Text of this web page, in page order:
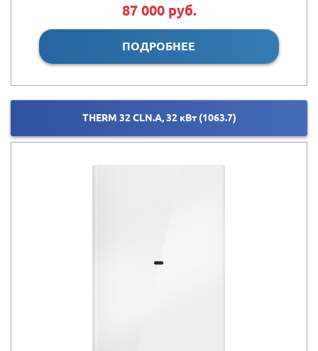
87 000 руб.
ПОДРОБНЕЕ
THERM 32 CLN.A, 32 кВт (1063.7)